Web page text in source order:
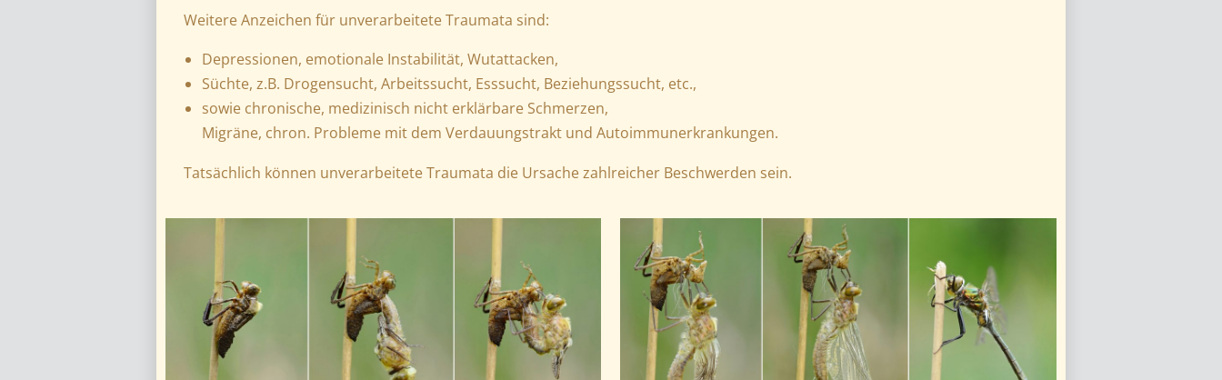
Weitere Anzeichen für unverarbeitete Traumata sind:
Depressionen, emotionale Instabilität, Wutattacken,
Süchte, z.B. Drogensucht, Arbeitssucht, Esssucht, Beziehungssucht, etc.,
sowie chronische, medizinisch nicht erklärbare Schmerzen,
Migräne, chron. Probleme mit dem Verdauungstrakt und Autoimmunerkrankungen.
Tatsächlich können unverarbeitete Traumata die Ursache zahlreicher Beschwerden sein.